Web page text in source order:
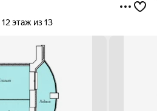
12 этаж из 13